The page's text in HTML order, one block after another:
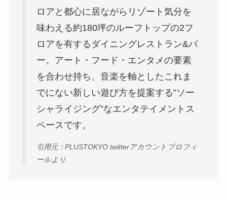
ロアと都心に居ながらリゾート気分を
味わえる約180坪のルーフトップの2フ
ロアを有するダイニングレストラン&バ
ー。アート・フード・エンタメの要素
を合わせ持ち、音楽を軸としたこれま
でにない新しい遊び方を提案する”ソー
シャライジング”なエンタテイメントス
ペースです。
引用元：PLUSTOKYO twitterアカウントプロフィ
ールより